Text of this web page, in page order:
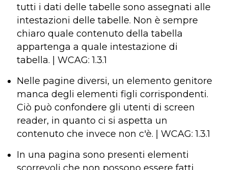
tutti i dati delle tabelle sono assegnati alle
intestazioni delle tabelle. Non è sempre
chiaro quale contenuto della tabella
appartenga a quale intestazione di
tabella. | WCAG: 1.3.1
Nelle pagine diversi, un elemento genitore
manca degli elementi figli corrispondenti.
Ciò può confondere gli utenti di screen
reader, in quanto ci si aspetta un
contenuto che invece non c'è. | WCAG: 1.3.1
In una pagina sono presenti elementi